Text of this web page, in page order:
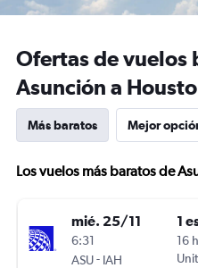
Ofertas de vuelos
Asunción a
Más baratos Mejor
Los vuelos más baratos de
mié. 25/11
6:31
ASU- IAH
1
16